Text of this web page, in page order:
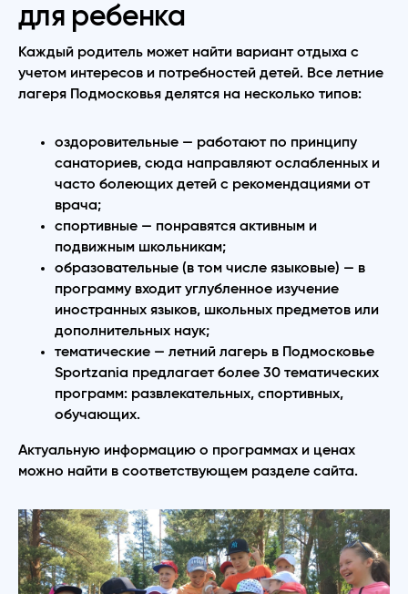
для ребенка
Каждый родитель может найти вариант отдыха с
учетом интересов и потребностей детей. Все летние
лагеря Подмосковья делятся на несколько типов:
оздоровительные — работают по принципу
санаториев, сюда направляют ослабленных и
часто болеющих детей с рекомендациями от
врача;
спортивные — понравятся активным и
подвижным школьникам;
образовательные (в том числе языковые) — в
программу входит углубленное изучение
иностранных языков, школьных предметов или
дополнительных наук;
тематические — летний лагерь в Подмосковье
Sportzania предлагает более 30 тематических
программ: развлекательных, спортивных,
обучающих.
Актуальную информацию о программах и ценах
можно найти в соответствующем разделе сайта.